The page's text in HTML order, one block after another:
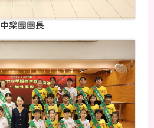
中樂團團長